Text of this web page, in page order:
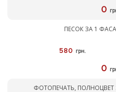
0
ПЕСОК ЗА 1
580 грн.
0
ФОТОПЕЧАТЬ, ПОЛНОЦВЕТ